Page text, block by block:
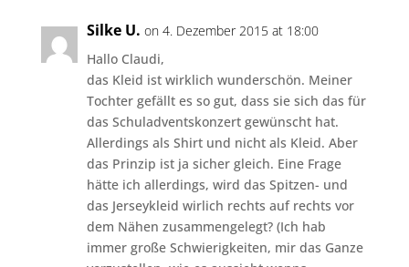
Silke U. on 4. Dezember 2015 at 18:00
Hallo Claudi,
das Kleid ist wirklich wunderschön. Meiner
Tochter gefällt es so gut, dass sie sich das für
das Schuladventskonzert gewünscht hat.
Allerdings als Shirt und nicht als Kleid. Aber
das Prinzip ist ja sicher gleich. Eine Frage
hätte ich allerdings, wird das Spitzen- und
das Jerseykleid wirlich rechts auf rechts vor
dem Nähen zusammengelegt? (Ich hab
immer große Schwierigkeiten, mir das Ganze